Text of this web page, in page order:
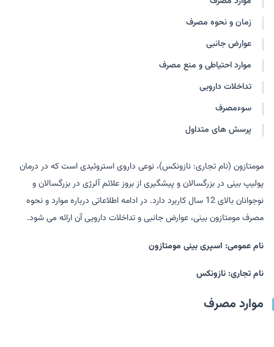
مومنیکس
مگاکورت
زمان و نحوه مصرف
عوارض جانبی
موارد احتیاطی و منع مصرف
تداخلات دارویی
سوءمصرف
پرسش های متداول
مومتازون (نام تجاری: نازونکس)، نوعی داروی استروئیدی است که در درمان
پولیپ بینی در بزرگسالان و پیشگیری از بروز علائم آلرژی در بزرگسالان و
نوجوانان بالای 12 سال کاربرد دارد. در ادامه اطلاعاتی درباره موارد و نحوه
مصرف مومتازون بینی، عوارض جانبی و تداخلات دارویی آن ارائه می شود.
نام عمومی: اسپری بینی مومتازون
نام تجاری: نازونکس
موارد مصرف